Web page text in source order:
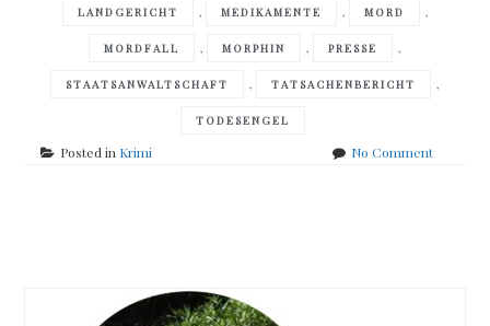
LANDGERICHT , MEDIKAMENTE , MORD ,
MORDFALL , MORPHIN , PRESSE ,
STAATSANWALTSCHAFT , TATSACHENBERICHT ,
TODESENGEL
Posted in Krimi No Commenton
navigation